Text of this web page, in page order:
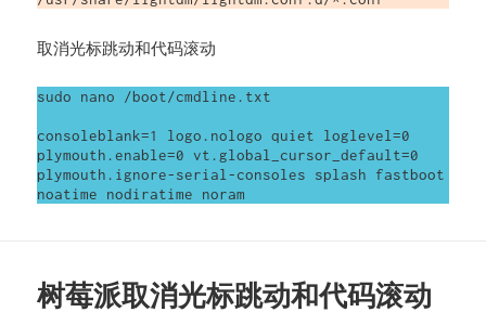
取消光标跳动和代码滚动
sudo nano /boot/cmdline.txt
consoleblank=1 logo.nologo quiet loglevel=0
plymouth.enable=0 vt.global_cursor_default=0
plymouth.ignore-serial-consoles splash fastboot
noatime nodiratime noram
树莓派取消光标跳动和代码滚动